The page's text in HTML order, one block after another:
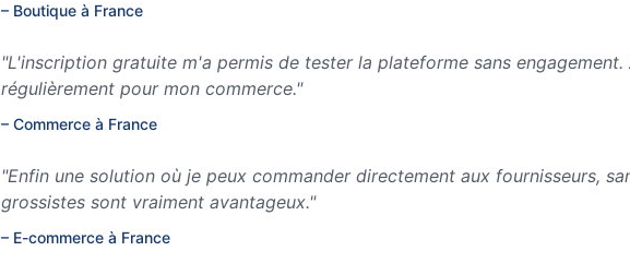
– Boutique à France
"L'inscription gratuite m'a permis de tester la plateforme sans
régulièrement pour mon commerce."
– Commerce à France
"Enfin une solution où je peux commander directement aux fournisseurs,
grossistes sont vraiment avantageux."
– E-commerce à France